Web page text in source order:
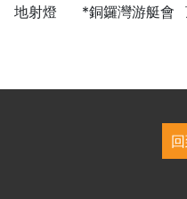
地射燈 *銅鑼灣游艇會